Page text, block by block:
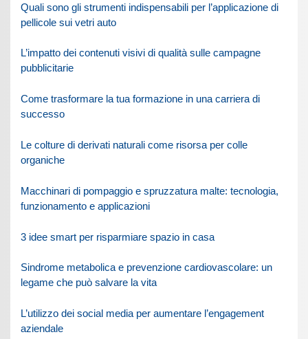
Quali sono gli strumenti indispensabili per l’applicazione di
pellicole sui vetri auto
L’impatto dei contenuti visivi di qualità sulle campagne
pubblicitarie
Come trasformare la tua formazione in una carriera di
successo
Le colture di derivati naturali come risorsa per colle
organiche
Macchinari di pompaggio e spruzzatura malte: tecnologia,
funzionamento e applicazioni
3 idee smart per risparmiare spazio in casa
Sindrome metabolica e prevenzione cardiovascolare: un
legame che può salvare la vita
L’utilizzo dei social media per aumentare l’engagement
aziendale